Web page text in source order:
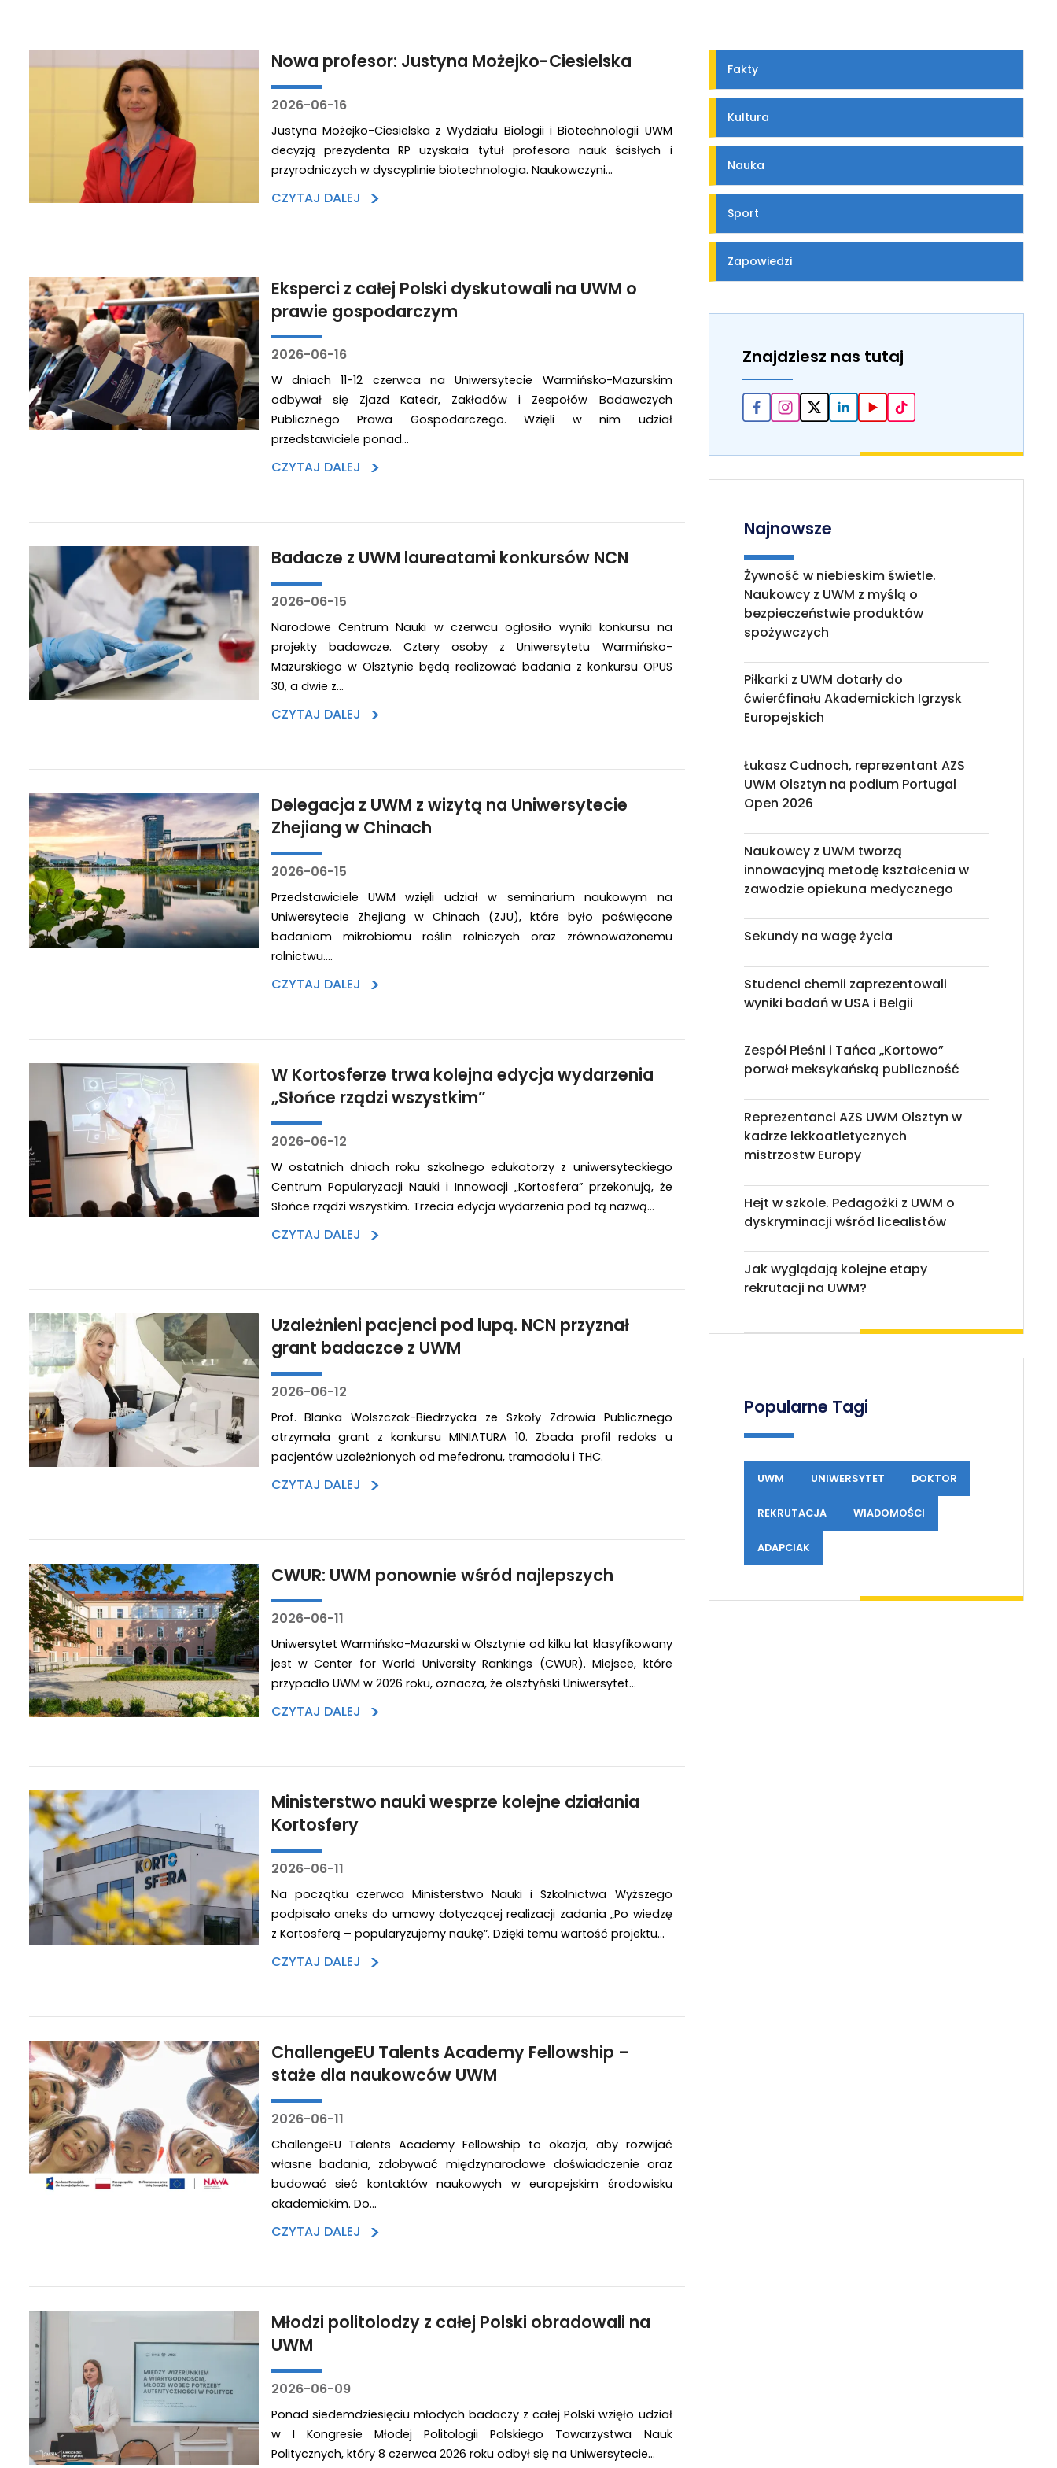
Nowa profesor: Justyna Możejko-Ciesielska
2026-06-16
Justyna Możejko-Ciesielska z Wydziału Biologii i Biotechnologii UWM
decyzją prezydenta RP uzyskała tytuł profesora nauk ścisłych i
przyrodniczych w dyscyplinie biotechnologia. Naukowczyni…
CZYTAJ DALEJ >
Eksperci z całej Polski dyskutowali na UWM o
prawie gospodarczym
2026-06-16
W dniach 11-12 czerwca na Uniwersytecie Warmińsko-Mazurskim
odbywał się Zjazd Katedr, Zakładów i Zespołów Badawczych
Publicznego Prawa Gospodarczego. Wzięli w nim udział
przedstawiciele ponad…
CZYTAJ DALEJ >
Badacze z UWM laureatami konkursów NCN
2026-06-15
Narodowe Centrum Nauki w czerwcu ogłosiło wyniki konkursu na
projekty badawcze. Cztery osoby z Uniwersytetu Warmińsko-
Mazurskiego w Olsztynie będą realizować badania z konkursu OPUS
30, a dwie z…
CZYTAJ DALEJ >
Delegacja z UWM z wizytą na Uniwersytecie
Zhejiang w Chinach
2026-06-15
Przedstawiciele UWM wzięli udział w seminarium naukowym na
Uniwersytecie Zhejiang w Chinach (ZJU), które było poświęcone
badaniom mikrobiomu roślin rolniczych oraz zrównoważonemu
rolnictwu.…
CZYTAJ DALEJ >
W Kortosferze trwa kolejna edycja wydarzenia
„Słońce rządzi wszystkim”
2026-06-12
W ostatnich dniach roku szkolnego edukatorzy z uniwersyteckiego
Centrum Popularyzacji Nauki i Innowacji „Kortosfera” przekonują, że
Słońce rządzi wszystkim. Trzecia edycja wydarzenia pod tą nazwą…
CZYTAJ DALEJ >
Uzależnieni pacjenci pod lupą. NCN przyznał
grant badaczce z UWM
2026-06-12
Prof. Blanka Wolszczak-Biedrzycka ze Szkoły Zdrowia Publicznego
otrzymała grant z konkursu MINIATURA 10. Zbada profil redoks u
pacjentów uzależnionych od mefedronu, tramadolu i THC.
CZYTAJ DALEJ >
CWUR: UWM ponownie wśród najlepszych
2026-06-11
Uniwersytet Warmińsko-Mazurski w Olsztynie od kilku lat klasyfikowany
jest w Center for World University Rankings (CWUR). Miejsce, które
przypadło UWM w 2026 roku, oznacza, że olsztyński Uniwersytet…
CZYTAJ DALEJ >
Ministerstwo nauki wesprze kolejne działania
Kortosfery
2026-06-11
Na początku czerwca Ministerstwo Nauki i Szkolnictwa Wyższego
podpisało aneks do umowy dotyczącej realizacji zadania „Po wiedzę
z Kortosferą – popularyzujemy naukę”. Dzięki temu wartość projektu…
CZYTAJ DALEJ >
ChallengeEU Talents Academy Fellowship –
staże dla naukowców UWM
2026-06-11
ChallengeEU Talents Academy Fellowship to okazja, aby rozwijać
własne badania, zdobywać międzynarodowe doświadczenie oraz
budować sieć kontaktów naukowych w europejskim środowisku
akademickim. Do…
CZYTAJ DALEJ >
Młodzi politolodzy z całej Polski obradowali na
UWM
2026-06-09
Ponad siedemdziesięciu młodych badaczy z całej Polski wzięło udział
w I Kongresie Młodej Politologii Polskiego Towarzystwa Nauk
Politycznych, który 8 czerwca 2026 roku odbył się na Uniwersytecie…
Fakty
Kultura
Nauka
Sport
Zapowiedzi
Znajdziesz nas tutaj
Najnowsze
Żywność w niebieskim świetle.
Naukowcy z UWM z myślą o
bezpieczeństwie produktów
spożywczych
Piłkarki z UWM dotarły do
ćwierćfinału Akademickich Igrzysk
Europejskich
Łukasz Cudnoch, reprezentant AZS
UWM Olsztyn na podium Portugal
Open 2026
Naukowcy z UWM tworzą
innowacyjną metodę kształcenia w
zawodzie opiekuna medycznego
Sekundy na wagę życia
Studenci chemii zaprezentowali
wyniki badań w USA i Belgii
Zespół Pieśni i Tańca „Kortowo”
porwał meksykańską publiczność
Reprezentanci AZS UWM Olsztyn w
kadrze lekkoatletycznych
mistrzostw Europy
Hejt w szkole. Pedagożki z UWM o
dyskryminacji wśród licealistów
Jak wyglądają kolejne etapy
rekrutacji na UWM?
Popularne Tagi
UWM UNIWERSYTET DOKTOR
REKRUTACJA WIADOMOŚCI
ADAPCIAK